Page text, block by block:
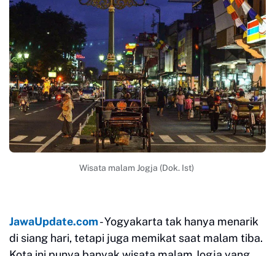
Wisata malam Jogja (Dok. Ist)
JawaUpdate.com- Yogyakarta tak hanya menarik
di siang hari, tetapi juga memikat saat malam tiba.